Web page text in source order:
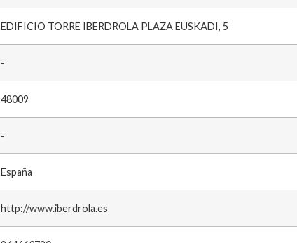
EDIFICIO TORRE IBERDROLA PLAZA EUSKADI, 5
-
48009
-
España
http://www.iberdrola.es